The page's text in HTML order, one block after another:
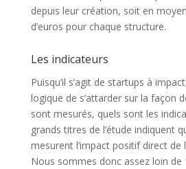
depuis leur création, soit en
d’euros pour chaque structure.
Les indicateurs
Puisqu’il s’agit de startups à
logique de s’attarder sur la façon
sont mesurés, quels sont les
grands titres de l’étude indiquent
mesurent l’impact positif direct de
Nous sommes donc assez loin de